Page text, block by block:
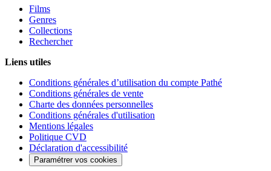
Films
Genres
Collections
Rechercher
Liens utiles
Conditions générales d’utilisation du compte Pathé
Conditions générales de vente
Charte des données personnelles
Conditions générales d'utilisation
Mentions légales
Politique CVD
Déclaration d'accessibilité
Paramétrer vos cookies